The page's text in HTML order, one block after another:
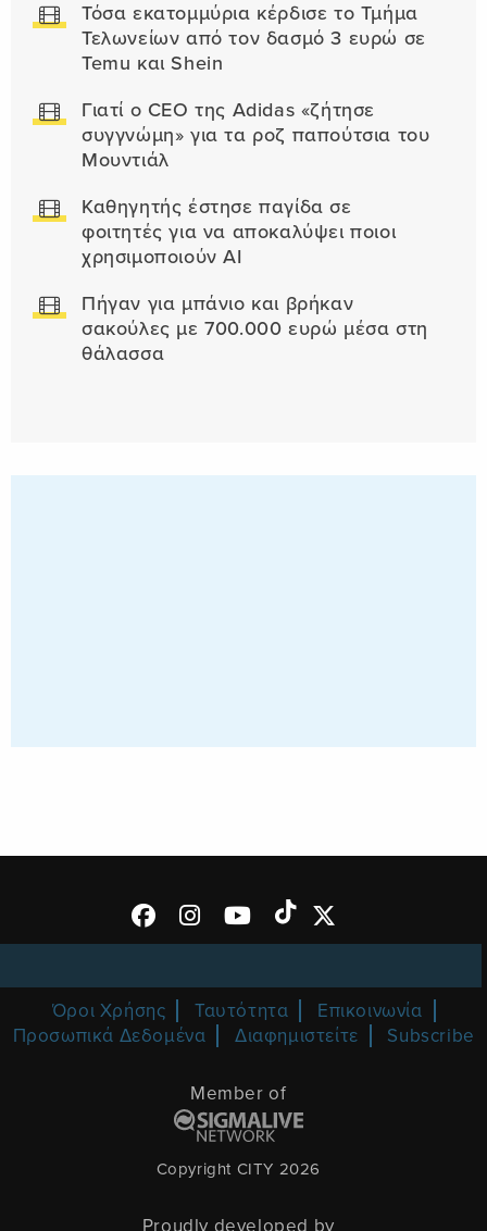
Τόσα εκατομμύρια κέρδισε το Τμήμα
Τελωνείων από τον δασμό 3 ευρώ σε
Temu και Shein
Γιατί ο CEO της Adidas «ζήτησε
συγγνώμη» για τα ροζ παπούτσια του
Μουντιάλ
Καθηγητής έστησε παγίδα σε
φοιτητές για να αποκαλύψει ποιοι
χρησιμοποιούν AI
Πήγαν για μπάνιο και βρήκαν
σακούλες με 700.000 ευρώ μέσα στη
θάλασσα
Όροι Χρήσης Ταυτότητα
Επικοινωνία
Προσωπικά Δεδομένα
Διαφημιστείτε Subscribe
Member of
Copyright CITY 2026
Proudly developed by